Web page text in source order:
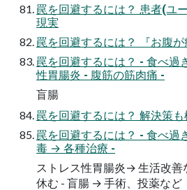
罠を回避するには？ 患者(ユ
現実
罠を回避するには？ 『お腹
罠を回避するには？ - 食べ過
性胃腸炎 - 腹筋の筋肉痛 -
盲腸
罠を回避するには？ 解決策も
罠を回避するには？ - 食べ過
毒 → 各種治療 -
ストレス性胃腸炎→ 生活改
休む - 盲腸 → 手術、投薬など